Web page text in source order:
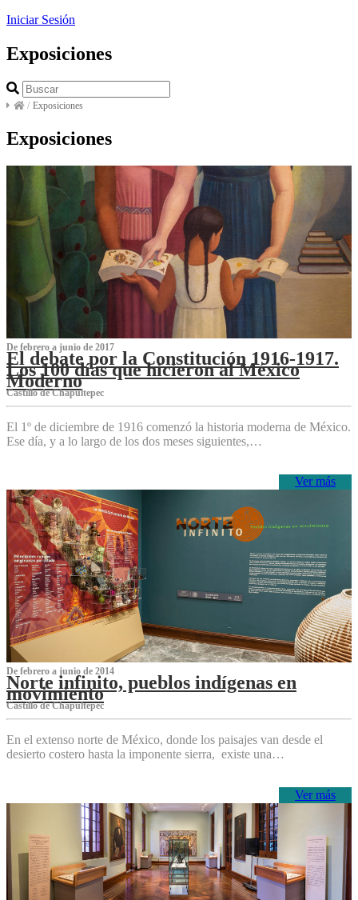
Iniciar Sesión
Exposiciones
/ Exposiciones
Exposiciones
De febrero a junio de 2017
El debate por la Constitución 1916-1917.
Los 100 días que hicieron al México
Moderno
Castillo de Chapultepec
El 1º de diciembre de 1916 comenzó la historia moderna de México.
Ese día, y a lo largo de los dos meses siguientes,…
Ver más
De febrero a junio de 2014
Norte infinito, pueblos indígenas en
movimiento
Castillo de Chapultepec
En el extenso norte de México, donde los paisajes van desde el
desierto costero hasta la imponente sierra, existe una…
Ver más